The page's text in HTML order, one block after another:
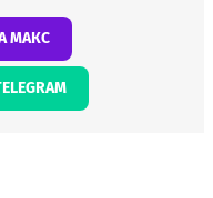
МАКС